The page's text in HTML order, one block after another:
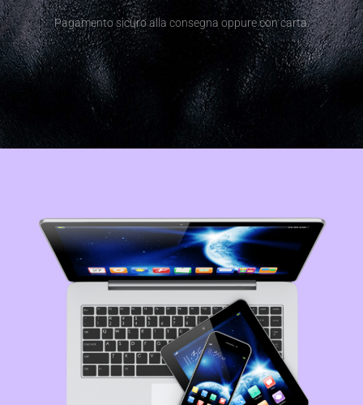
Pagamento sicuro alla consegna oppure con carta.